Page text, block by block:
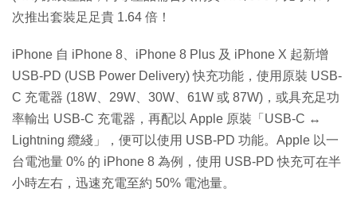
次推出套裝足足貴 1.64 倍！
iPhone 自 iPhone 8、iPhone 8 Plus 及 iPhone X 起新增
USB-PD (USB Power Delivery) 快充功能，使用原裝 USB-
C 充電器 (18W、29W、30W、61W 或 87W)，或具充足功
率輸出 USB-C 充電器，再配以 Apple 原裝「USB-C ↔
Lightning 纜綫」，便可以使用 USB-PD 功能。Apple 以一
台電池量 0% 的 iPhone 8 為例，使用 USB-PD 快充可在半
小時左右，迅速充電至約 50% 電池量。